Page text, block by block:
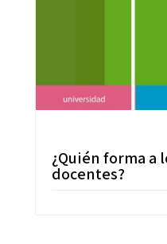
¿Quién forma a
docentes?